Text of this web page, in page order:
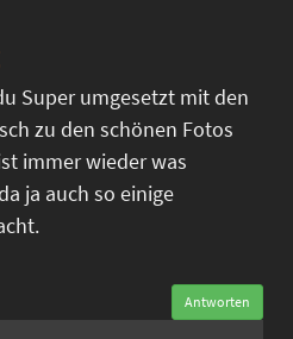
Super umgesetzt mit den
zu den schönen Fotos
immer wieder was
ja auch so einige
Antworten